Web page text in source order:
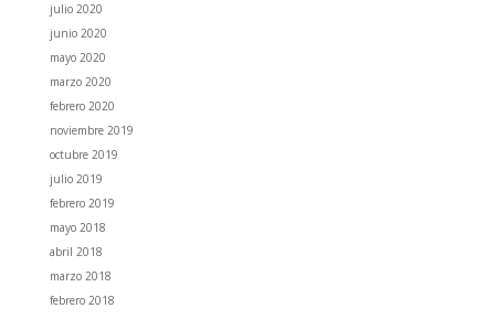
julio 2020
junio 2020
mayo 2020
marzo 2020
febrero 2020
noviembre 2019
octubre 2019
julio 2019
febrero 2019
mayo 2018
abril 2018
marzo 2018
febrero 2018